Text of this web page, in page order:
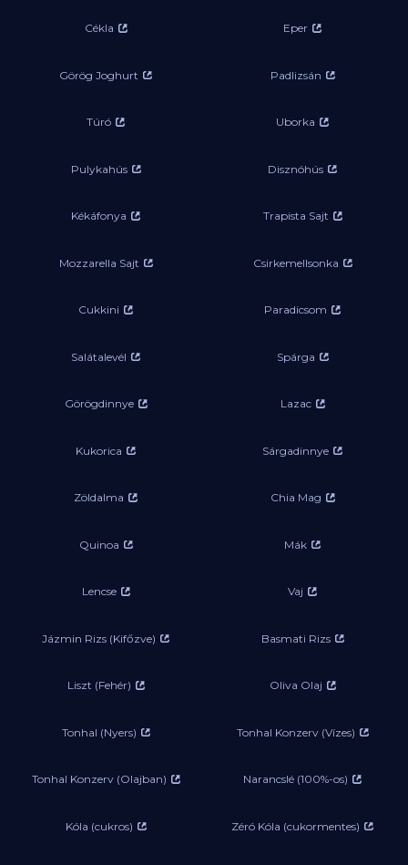
Cékla Eper
Görög Joghurt Padlizsán
Túró Uborka
Pulykahús Disznóhús
Kékáfonya Trapista Sajt
Mozzarella Sajt Csirkemellsonka
Cukkini Paradicsom
Salátalevél Spárga
Görögdinnye Lazac
Kukorica Sárgadinnye
Zöldalma Chia Mag
Quinoa Mák
Lencse Vaj
Jázmin Rizs (Kifőzve) Basmati Rizs
Liszt (Fehér) Oliva Olaj
Tonhal (Nyers) Tonhal Konzerv (Vízes)
Tonhal Konzerv (Olajban) Narancslé (100%-os)
Kóla (cukros) Zéró Kóla (cukormentes)